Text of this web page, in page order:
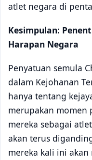
atlet negara di
Kesimpulan:
Harapan Negara
Penyatuan semula
dalam Kejohanan
hanya tentang
merupakan momen
mereka sebagai
akan terus
mereka kali ini